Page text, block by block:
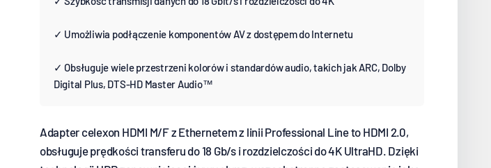
✓ Umożliwia podłączenie komponentów AV z dostępem do Internetu
✓ Obsługuje wiele przestrzeni kolorów i standardów audio, takich jak ARC, Dolby
Digital Plus, DTS-HD Master Audio™
Adapter celexon HDMI M/F z Ethernetem z linii Professional Line to HDMI 2.0,
obsługuje prędkości transferu do 18 Gb/s i rozdzielczości do 4K UltraHD. Dzięki